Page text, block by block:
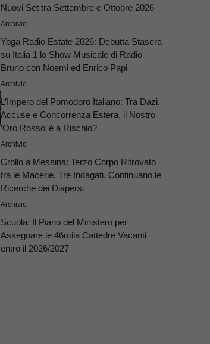
Nuovi Set tra Settembre e Ottobre 2026
Archivio
Yoga Radio Estate 2026: Debutta Stasera
su Italia 1 lo Show Musicale di Radio
Bruno con Noemi ed Enrico Papi
Archivio
L’Impero del Pomodoro Italiano: Tra Dazi,
Accuse e Concorrenza Estera, il Nostro
‘Oro Rosso’ è a Rischio?
Archivio
Crollo a Messina: Terzo Corpo Ritrovato
tra le Macerie, Tre Indagati. Continuano le
Ricerche dei Dispersi
Archivio
Scuola: Il Piano del Ministero per
Assegnare le 46mila Cattedre Vacanti
entro il 2026/2027